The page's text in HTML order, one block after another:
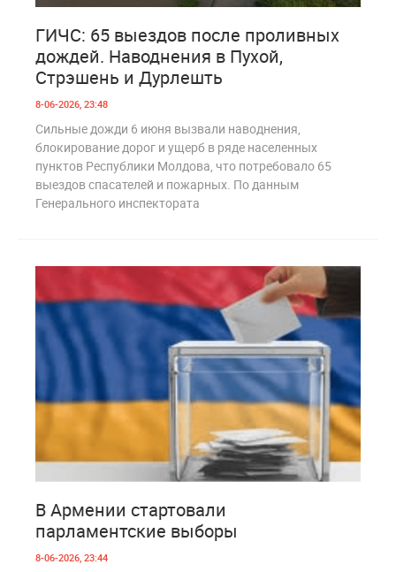
ГИЧС: 65 выездов после проливных
дождей. Наводнения в Пухой,
Стрэшень и Дурлешть
8-06-2026, 23:48
Сильные дожди 6 июня вызвали наводнения,
блокирование дорог и ущерб в ряде населенных
пунктов Республики Молдова, что потребовало 65
выездов спасателей и пожарных. По данным
Генерального инспектората
В Армении стартовали
парламентские выборы
8-06-2026, 23:44